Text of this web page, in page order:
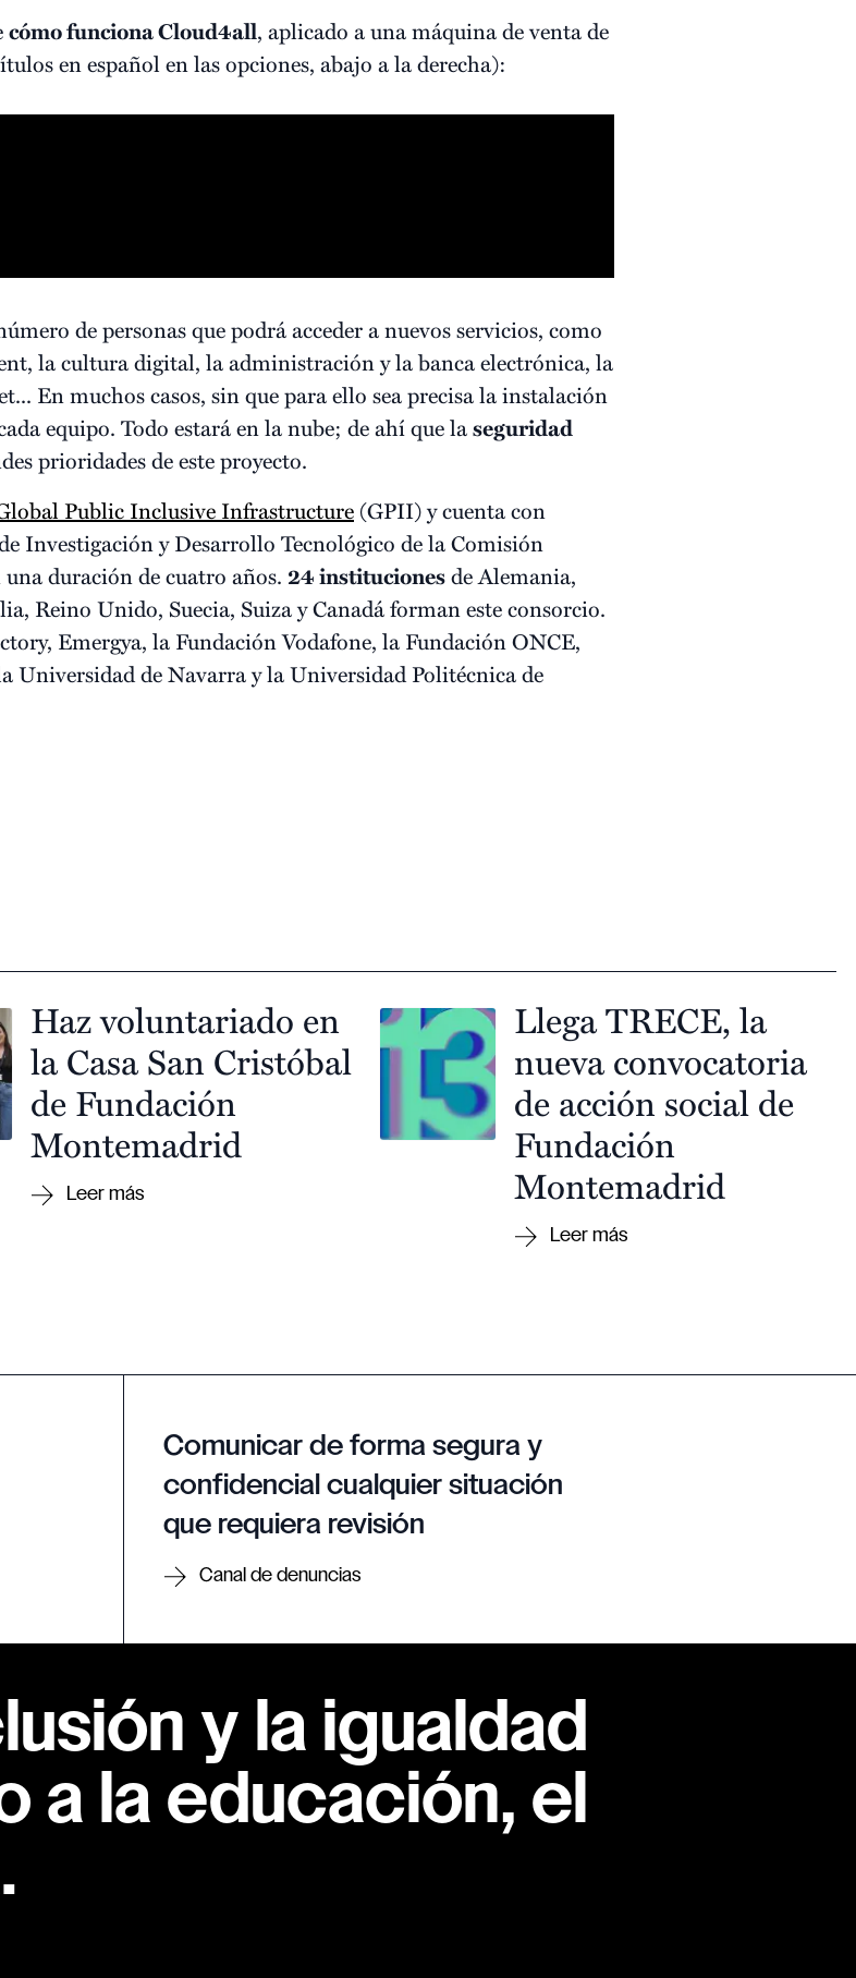
cómo funciona Cloud4all, aplicado a una máquina de venta de
en español en las opciones, abajo a la derecha):
de personas que podrá acceder a nuevos servicios, como
la cultura digital, la administración y la banca electrónica, la
En muchos casos, sin que para ello sea precisa la instalación
equipo. Todo estará en la nube; de ahí que laseguridad
prioridades de este proyecto.
Public Inclusive Infrastructure (GPII) y cuenta con
Investigación y Desarrollo Tecnológico de la Comisión
duración de cuatro años. 24 institucionesde Alemania,
Reino Unido, Suecia, Suiza y Canadá forman este consorcio.
Emergya, la Fundación Vodafone, la Fundación ONCE,
Universidad de Navarra y la Universidad Politécnica de
Haz voluntariado en
la Casa San Cristóbal
de Fundación
Montemadrid
Llega TRECE, la
nueva convocatoria
de acción social de
Fundación
Montemadrid
Comunicar de forma segura y
confidencial cualquier situación
que requiera revisión
Canal de denuncias
y la igualdad
a la educación, el